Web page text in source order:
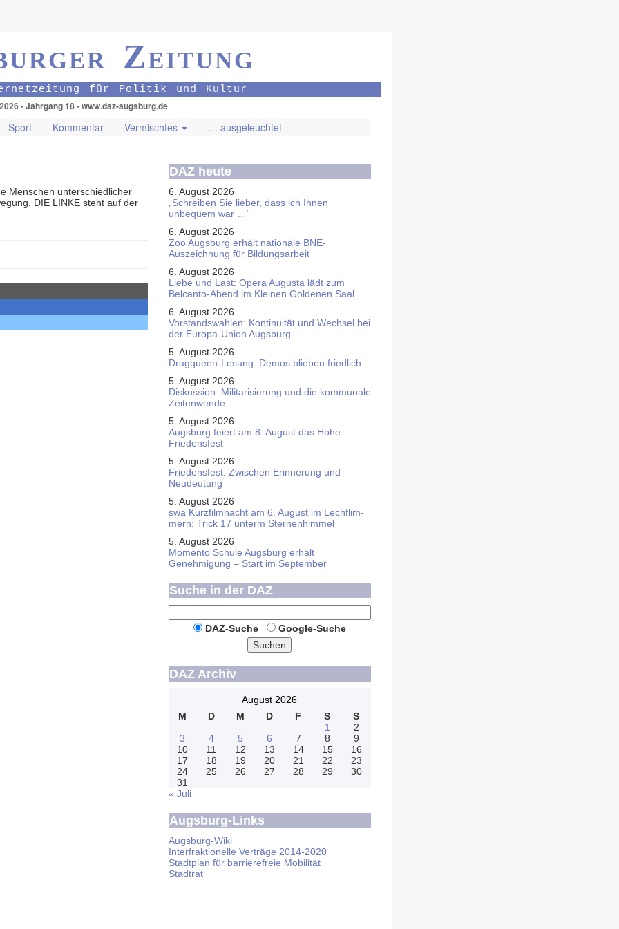
Zeitung
für Politik und Kultur
- Jahrgang 18 - www.daz-augsburg.de
Sport Kommentar Vermischtes … ausgeleuchtet
Menschen unterschiedlicher
DIE LINKE steht auf der
DAZ heute
6. August 2026
„Schreiben Sie lieber, dass ich Ihnen
unbequem war …“
6. August 2026
Zoo Augsburg erhält nationale BNE-
Auszeichnung für Bildungsarbeit
6. August 2026
Liebe und Last: Opera Augusta lädt zum
Belcanto-Abend im Kleinen Goldenen Saal
6. August 2026
Vorstandswahlen: Kontinuität und Wechsel bei
der Europa-Union Augsburg
5. August 2026
Dragqueen-Lesung: Demos blieben friedlich
5. August 2026
Diskussion: Mi­li­ta­ri­sie­rung und die kommunale
Zeitenwende
5. August 2026
Augsburg feiert am 8. August das Hohe
Friedensfest
5. August 2026
Friedensfest: Zwischen Erinnerung und
Neudeutung
5. August 2026
swa Kurz­film­nacht am 6. August im Lech­flim­
mern: Trick 17 unterm Sternen­himmel
5. August 2026
Momento Schule Augsburg erhält
Genehmigung – Start im September
Suche in der DAZ
DAZ-Suche
Google-Suche
Suchen
DAZ Archiv
August 2026
M
D M D F S
S
1
2
3
4 5 6 7 8
9
10
11 12 13 14 15
16
17
18 19 20 21 22
23
24
25 26 27 28 29
30
31
« Juli
Augsburg-Links
Augsburg-Wiki
Interfraktionelle Verträge 2014-2020
Stadtplan für barrierefreie Mobilität
Stadtrat